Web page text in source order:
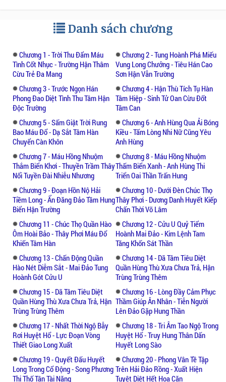
Danh sách chương
Chương 1 - Trời Thu Đẩm Máu
Tình Cốt Nhục - Trường Hận Thâm
Cừu Trẻ Đa Mang
Chương 2 - Tung Hoành Phá Miếu
Vung Long Chưởng - Tiêu Hán Cao
Sơn Hận Vẫn Trường
Chương 3 - Trước Ngọn Hán
Phong Đao Diệt Tình Thu Tâm Hận
Độc Trường
Chương 4 - Hận Thù Tích Tụ Hàn
Tâm Hiệp - Sinh Tử Oan Cừu Đốt
Tâm Can
Chương 5 - Sấm Giật Trời Rung
Bao Máu Đổ - Dạ Sắt Tâm Hàn
Chuyển Càn Khôn
Chương 6 - Anh Hùng Qua Ải Bóng
Kiều - Tấm Lòng Nhi Nữ Cũng Yêu
Anh Hùng
Chương 7 - Máu Hồng Nhuộm
Thắm Biển Khơi - Thuyền Trầm Thây
Nổi Tuyền Đài Nhiễu Nhương
Chương 8 - Máu Hồng Nhuộm
Thấm Biển Xanh - Anh Hùng Thi
Triển Oai Thần Trấn Hung
Chương 9 - Đoạn Hồn Nộ Hải
Tiềm Long - Ẩn Đăng Đảo Tầm Hung
Biển Hận Trường
Chương 10 - Dưới Đèn Chúc Thọ
Thây Phơi - Dương Danh Huyết Kiếp
Chấn Thời Võ Lâm
Chương 11 - Chúc Thọ Quần Hào
Ôm Hoài Bảo - Thây Phơi Máu Đổ
Khiến Tâm Hàn
Chương 12 - Cửu U Quỷ Tiểm
Hoành Mai Đảo - Kim Lệnh Tam
Tăng Khốn Sát Thần
Chương 13 - Chấn Động Quần
Hào Nét Diễm Sắt - Mai Đảo Tung
Hoành Gót Cửu U
Chương 14 - Dã Tâm Tiêu Diệt
Quần Hùng Thù Xưa Chưa Trả, Hận
Trùng Trùng Thêm
Chương 15 - Dã Tâm Tiêu Diệt
Quần Hùng Thù Xưa Chưa Trả, Hận
Trùng Trùng Thêm
Chương 16 - Lòng Đầy Cảm Phục
Thầm Giúp Ân Nhân - Tiễn Người
Lên Đảo Gặp Hung Thần
Chương 17 - Nhất Thời Ngộ Bẫy
Rơi Huyệt Hổ - Lực Đoạn Vòng
Thiết Giao Long Xuất
Chương 18 - Tri Âm Tao Ngộ Trong
Huyệt Hổ - Truy Hung Thân Dấn
Huyết Long Sào
Chương 19 - Quyết Đấu Huyết
Long Trong Cổ Động - Song Phương
Thi Thố Tận Tài Năng
Chương 20 - Phong Vân Tề Tập
Trên Hải Đảo Rồng - Xuất Hiện
Tuyệt Diệt Hết Họa Căn